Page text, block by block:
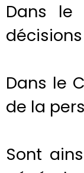
Dans le
Dans le
de la
Sont